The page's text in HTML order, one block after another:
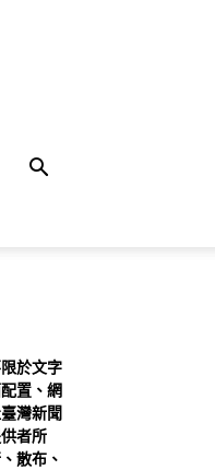
於文字
置、網
灣新聞
者所
散布、